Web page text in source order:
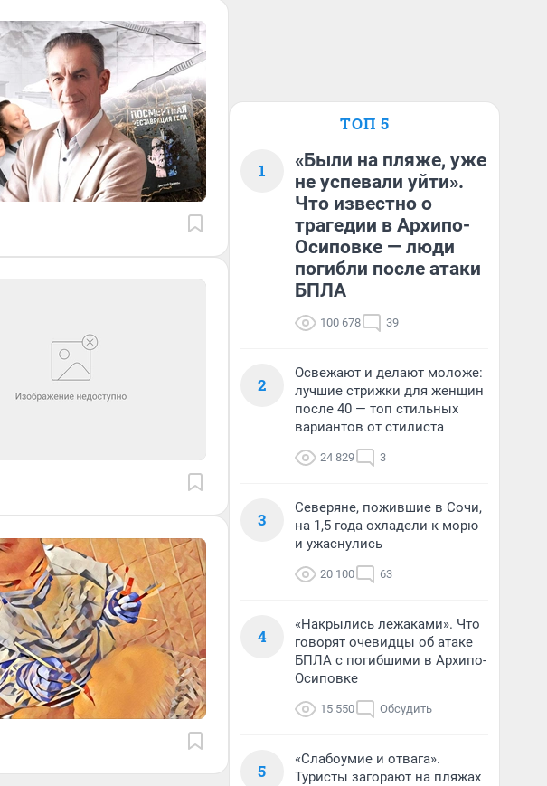
ТОП 5
1
«Были на пляже, уже
не успевали уйти».
Что известно о
трагедии в Архипо-
Осиповке — люди
погибли после атаки
БПЛА
100 678 39
2
Освежают и делают моложе:
лучшие стрижки для женщин
после 40 — топ стильных
вариантов от стилиста
24 829 3
3
Северяне, пожившие в Сочи,
на 1,5 года охладели к морю
и ужаснулись
20 100 63
4
«Накрылись лежаками». Что
говорят очевидцы об атаке
БПЛА с погибшими в Архипо-
Осиповке
15 550 Обсудить
5
«Слабоумие и отвага».
Туристы загорают на пляжах